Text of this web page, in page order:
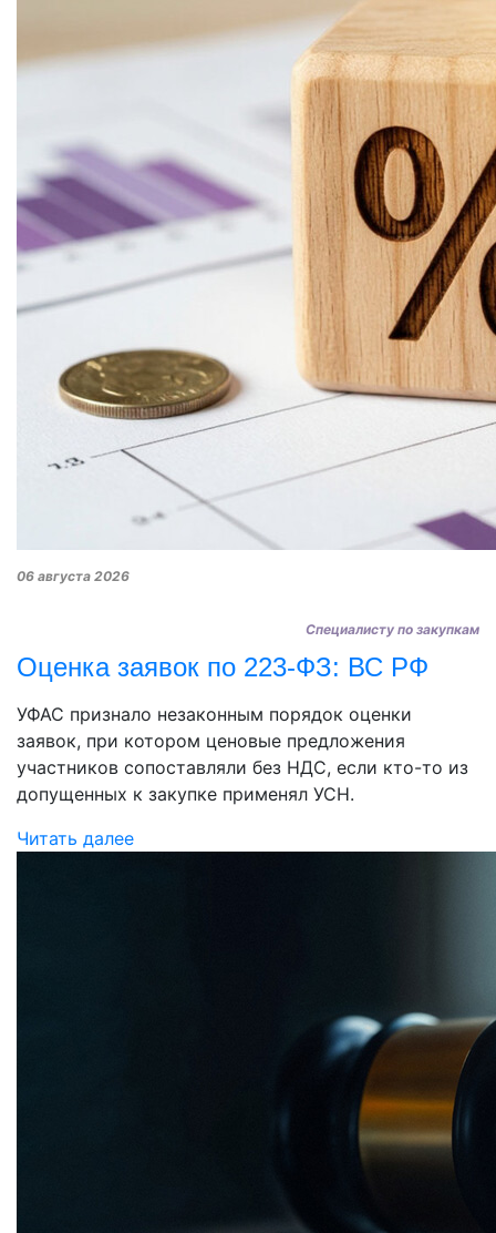
06 августа 2026
Специалисту по закупкам
Оценка заявок по 223-ФЗ: ВС РФ
УФАС признало незаконным порядок оценки
заявок, при котором ценовые предложения
участников сопоставляли без НДС, если кто-то из
допущенных к закупке применял УСН.
Читать далее